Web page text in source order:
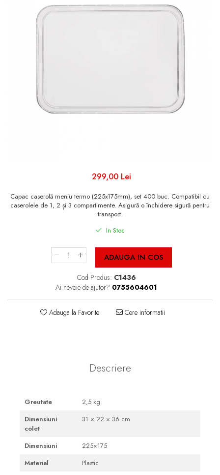
Tavite Carton Ondulat
Cutii Clasice/ Transport/
Depozitare
Cutii Prajituri Blank
Cutii Prajituri cu Display
Cutii Display
Cutii Pizza Generic
Triunghiuri si accesorii pizza
Sacose Cadouri
Sacose Hartie
Sacose Plastic
299,00 Lei
Capac caserolă meniu termo (225x175mm), set 400 buc. Compatibil cu
caserolele de 1, 2 și 3 compartimente. Asigură o închidere sigură pentru
transport.
In Stoc
ADAUGA IN COS
Cod Produs: C1436
Ai nevoie de ajutor? 0755604601
Adauga la Favorite Cere informatii
Descriere
Greutate
2,5 kg
Dimensiuni
colet
31 × 22 × 36 cm
Dimensiuni
225×175
Material
Plastic